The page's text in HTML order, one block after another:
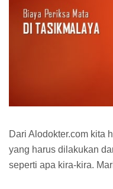
Dari Alodokter.com kita
yang harus dilakukan
seperti apa kira-kira.